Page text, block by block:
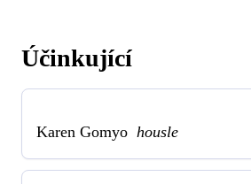
Účinkující
Karen Gomyo housle